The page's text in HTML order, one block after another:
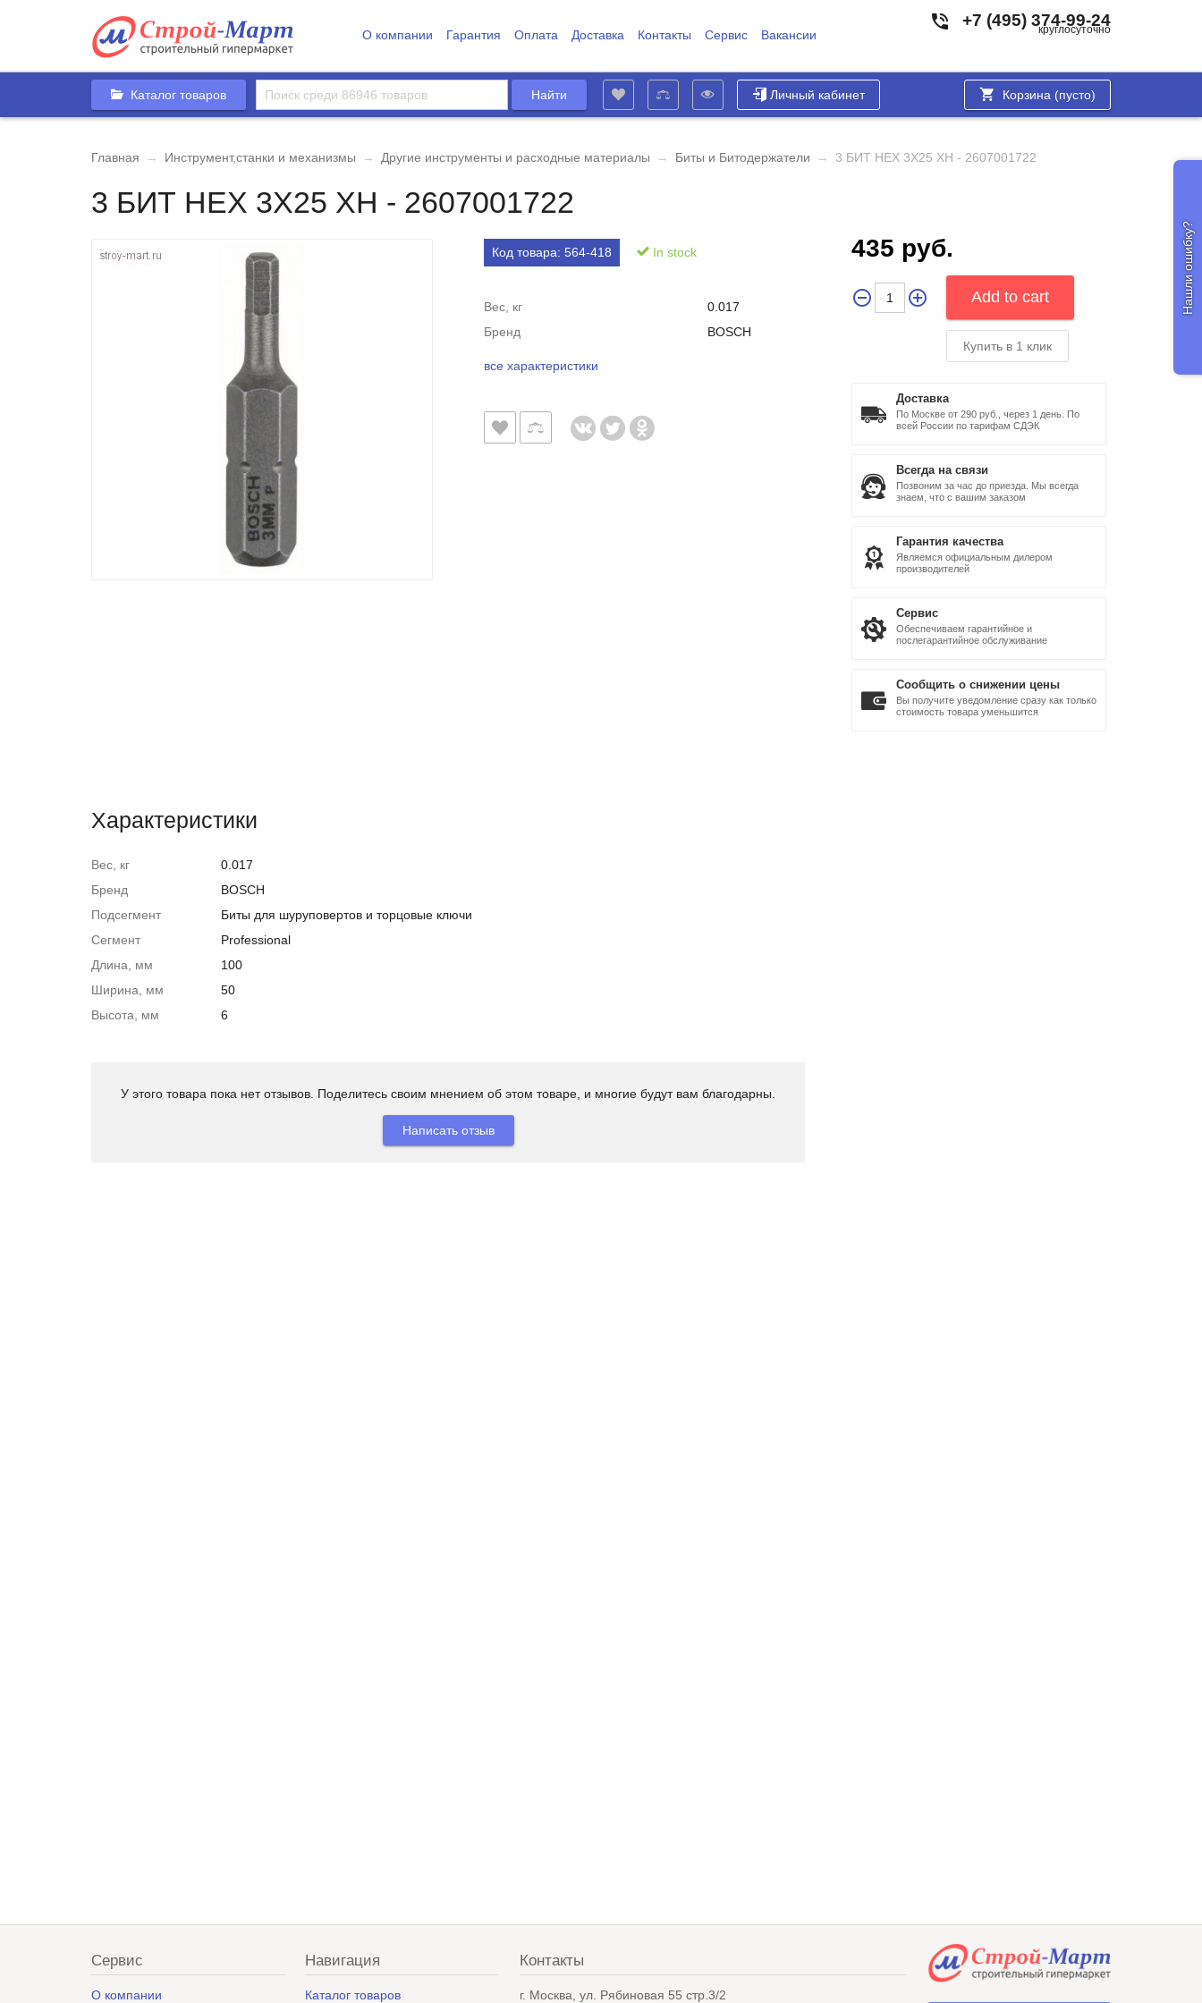
О компании Гарантия Оплата Доставка Контакты Сервис Вакансии
+7 (495) 374-99-24
круглосуточно
Каталог товаров Личный кабинет Корзина (пусто)
Главная → Инструмент,станки и механизмы → Другие инструменты и расходные материалы → Биты и Битодержатели → 3 БИТ HEX 3Х25 XH - 2607001722
3 БИТ HEX 3Х25 XH - 2607001722
Код товара:564-418 In stock
Вес, кг
0.017
Бренд
BOSCH
все характеристики
435 руб.
Купить в 1 клик
Доставка
По Москве от 290 руб., через 1 день. По
всей России по тарифам СДЭК
Всегда на связи
Позвоним за час до приезда. Мы всегда
знаем, что с вашим заказом
Гарантия качества
Являемся официальным дилером
производителей
Сервис
Обеспечиваем гарантийное и
послегарантийное обслуживание
Сообщить о снижении цены
Вы получите уведомление сразу как только
стоимость товара уменьшится
Характеристики
Вес, кг
0.017
Бренд
BOSCH
Подсегмент
Биты для шуруповертов и торцовые ключи
Сегмент
Professional
Длина, мм
100
Ширина, мм
50
Высота, мм
6
У этого товара пока нет отзывов. Поделитесь своим мнением об этом товаре, и многие будут вам благодарны.
Написать отзыв
Сервис
О компании
Навигация
Каталог товаров
Контакты
г. Москва, ул. Рябиновая 55 стр.3/2
Нашли ошибку?